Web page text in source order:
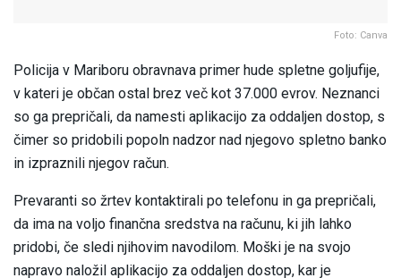
Foto: Canva
Policija v Mariboru obravnava primer hude spletne goljufije,
v kateri je občan ostal brez več kot 37.000 evrov. Neznanci
so ga prepričali, da namesti aplikacijo za oddaljen dostop, s
čimer so pridobili popoln nadzor nad njegovo spletno banko
in izpraznili njegov račun.
Prevaranti so žrtev kontaktirali po telefonu in ga prepričali,
da ima na voljo finančna sredstva na računu, ki jih lahko
pridobi, če sledi njihovim navodilom. Moški je na svojo
napravo naložil aplikacijo za oddaljen dostop, kar je